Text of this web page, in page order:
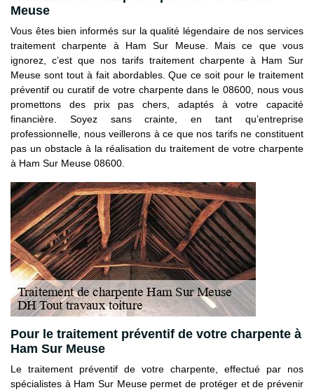
Meuse
Vous êtes bien informés sur la qualité légendaire de nos services
traitement charpente à Ham Sur Meuse. Mais ce que vous
ignorez, c’est que nos tarifs traitement charpente à Ham Sur
Meuse sont tout à fait abordables. Que ce soit pour le traitement
préventif ou curatif de votre charpente dans le 08600, nous vous
promettons des prix pas chers, adaptés à votre capacité
financière. Soyez sans crainte, en tant qu’entreprise
professionnelle, nous veillerons à ce que nos tarifs ne constituent
pas un obstacle à la réalisation du traitement de votre charpente
à Ham Sur Meuse 08600.
Pour le traitement préventif de votre charpente à
Ham Sur Meuse
Le traitement préventif de votre charpente, effectué par nos
spécialistes à Ham Sur Meuse permet de protéger et de prévenir